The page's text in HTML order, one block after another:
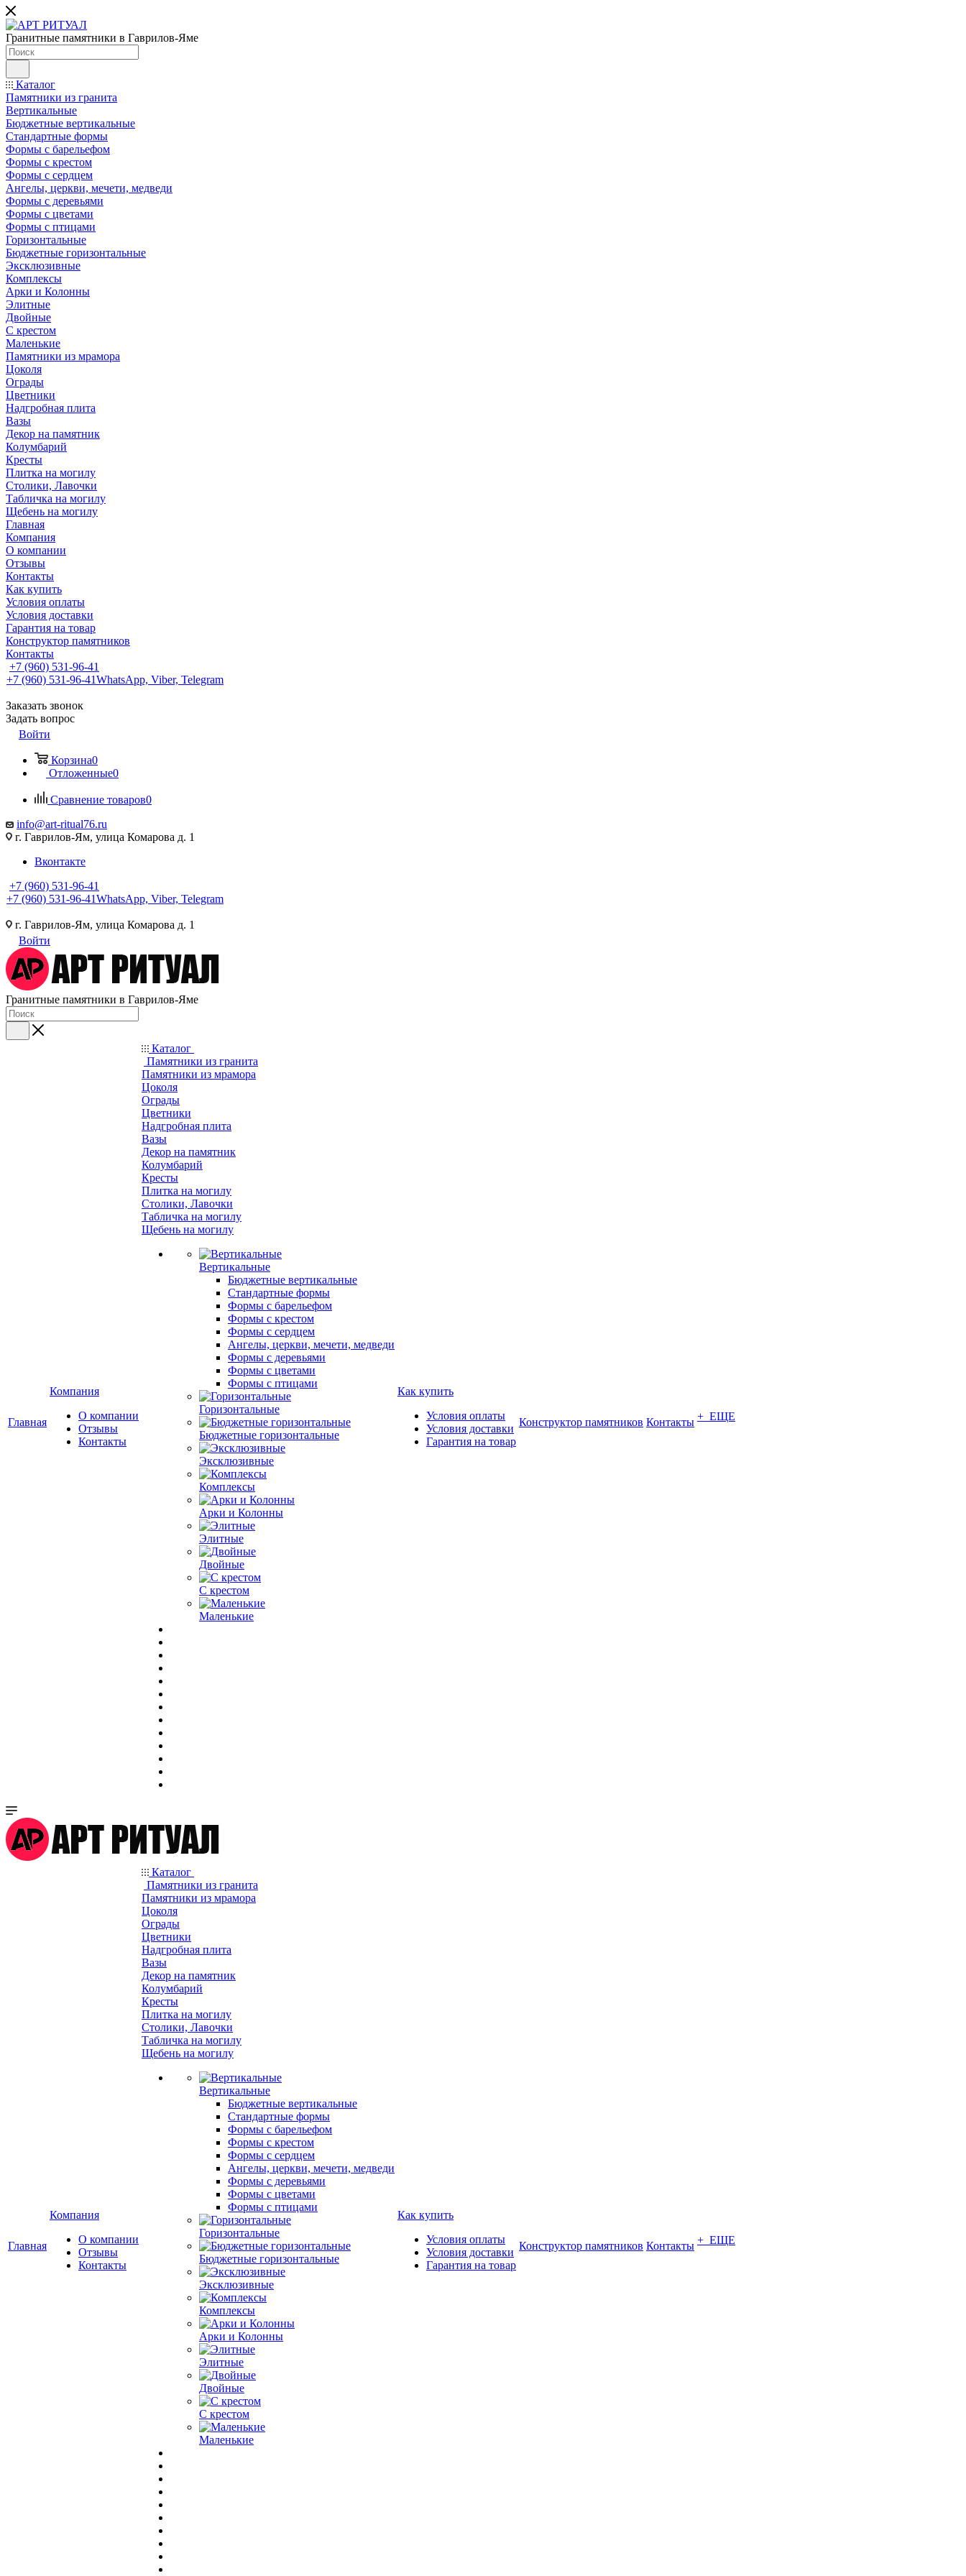
Гранитные памятники в Гаврилов-Яме
Каталог
Памятники из гранита
Вертикальные
Бюджетные вертикальные
Стандартные формы
Формы с барельефом
Формы с крестом
Формы с сердцем
Ангелы, церкви, мечети, медведи
Формы с деревьями
Формы с цветами
Формы с птицами
Горизонтальные
Бюджетные горизонтальные
Эксклюзивные
Комплексы
Арки и Колонны
Элитные
Двойные
С крестом
Маленькие
Памятники из мрамора
Цоколя
Ограды
Цветники
Надгробная плита
Вазы
Декор на памятник
Колумбарий
Кресты
Плитка на могилу
Столики, Лавочки
Табличка на могилу
Щебень на могилу
Главная
Компания
О компании
Отзывы
Контакты
Как купить
Условия оплаты
Условия доставки
Гарантия на товар
Конструктор памятников
Контакты
+7 (960) 531-96-41
+7 (960) 531-96-41WhatsApp, Viber, Telegram
Заказать звонок
Задать вопрос
Войти
Корзина0
Отложенные0
Сравнение товаров0
info@art-ritual76.ru
г. Гаврилов-Ям, улица Комарова д. 1
Вконтакте
+7 (960) 531-96-41
+7 (960) 531-96-41WhatsApp, Viber, Telegram
г. Гаврилов-Ям, улица Комарова д. 1
Войти
Гранитные памятники в Гаврилов-Яме
Главная
Компания
О компании
Отзывы
Контакты
Каталог
Памятники из гранита
Памятники из мрамора
Цоколя
Ограды
Цветники
Надгробная плита
Вазы
Декор на памятник
Колумбарий
Кресты
Плитка на могилу
Столики, Лавочки
Табличка на могилу
Щебень на могилу
Вертикальные
Бюджетные вертикальные
Стандартные формы
Формы с барельефом
Формы с крестом
Формы с сердцем
Ангелы, церкви, мечети, медведи
Формы с деревьями
Формы с цветами
Формы с птицами
Горизонтальные
Бюджетные горизонтальные
Эксклюзивные
Комплексы
Арки и Колонны
Элитные
Двойные
С крестом
Маленькие
Как купить
Условия оплаты
Условия доставки
Гарантия на товар
Конструктор памятников Контакты + ЕЩЕ
Главная
Компания
О компании
Отзывы
Контакты
Каталог
Памятники из гранита
Памятники из мрамора
Цоколя
Ограды
Цветники
Надгробная плита
Вазы
Декор на памятник
Колумбарий
Кресты
Плитка на могилу
Столики, Лавочки
Табличка на могилу
Щебень на могилу
Вертикальные
Бюджетные вертикальные
Стандартные формы
Формы с барельефом
Формы с крестом
Формы с сердцем
Ангелы, церкви, мечети, медведи
Формы с деревьями
Формы с цветами
Формы с птицами
Горизонтальные
Бюджетные горизонтальные
Эксклюзивные
Комплексы
Арки и Колонны
Элитные
Двойные
С крестом
Маленькие
Как купить
Условия оплаты
Условия доставки
Гарантия на товар
Конструктор памятников Контакты + ЕЩЕ